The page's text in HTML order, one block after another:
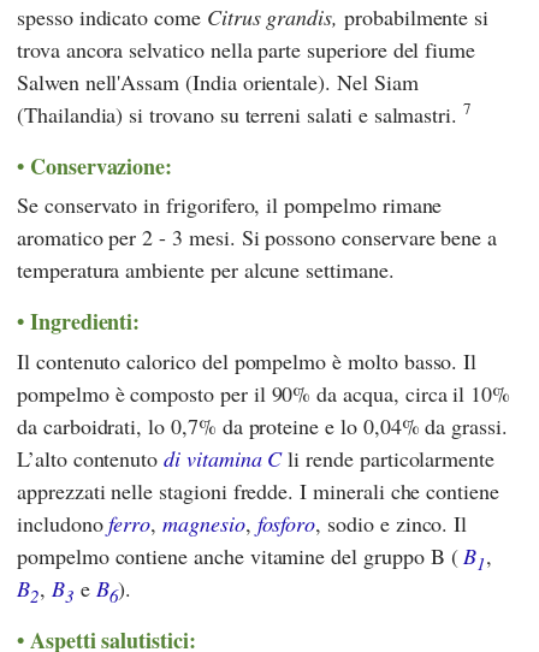
spesso indicato come Citrus grandis, probabilmente si
trova ancora selvatico nella parte superiore del fiume
Salwen nell'Assam (India orientale). Nel Siam
(Thailandia) si trovano su terreni salati e salmastri.7
Conservazione:
Se conservato in frigorifero, il pompelmo rimane
aromatico per 2 - 3 mesi. Si possono conservare bene a
temperatura ambiente per alcune settimane.
Ingredienti:
Il contenuto calorico del pompelmo è molto basso. Il
pompelmo è composto per il 90% da acqua, circa il 10%
da carboidrati, lo 0,7% da proteine e lo 0,04% da grassi.
L’alto contenutodi vitamina Cli rende particolarmente
apprezzati nelle stagioni fredde. I minerali che contiene
includonoferro,magnesio, fosforo, sodio e zinco. Il
pompelmo contiene anche vitamine del gruppo B ( B1,
B2, B3 e B6).
Aspetti salutistici: